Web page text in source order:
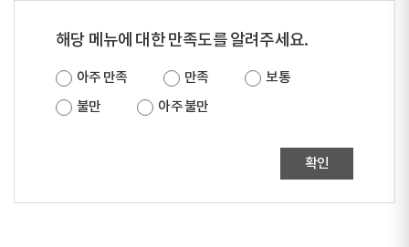
해당 메뉴에 대한 만족도를 알려주세요.
아주 만족 만족
보통
불만
아주 불만
확인